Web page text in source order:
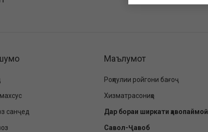
санҷед
Маълумот
Роҳпулии ройгони бағоҷ
Хизматрасониҳо
Дар бораи ширкати ҳавопаймоӣ
Савол-Ҷавоб